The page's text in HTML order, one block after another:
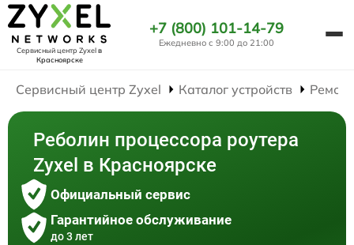
Сервисный центр Zyxelв
Красноярске
+7 (800) 101-14-79
Ежедневно с 9:00 до 21:00
Сервисный центр Zyxel Каталог устройств
Реболин процессора роутера
Zyxel в Красноярске
Официальный сервис
Гарантийное обслуживание
до 3 лет